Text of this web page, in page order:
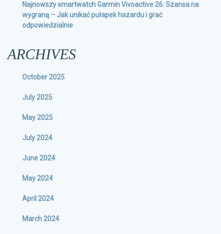
Najnowszy smartwatch Garmin Vivoactive 26: Szansa na
wygraną – Jak unikać pułapek hazardu i grać
odpowiedzialnie
ARCHIVES
October 2025
July 2025
May 2025
July 2024
June 2024
May 2024
April 2024
March 2024